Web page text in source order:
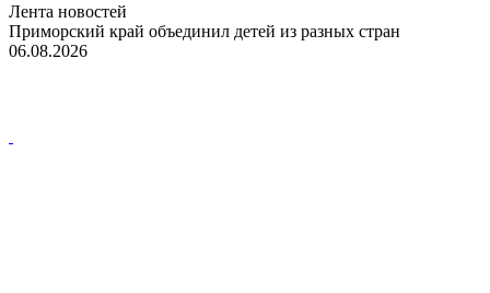
Лента новостей
Приморский край объединил детей из разных стран
06.08.2026